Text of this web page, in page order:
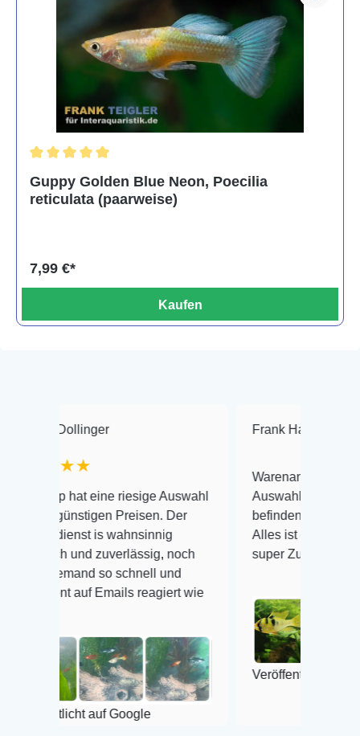
Guppy Golden Blue Neon, Poecilia
reticulata (paarweise)
7,99 €*
Kaufen
eine riesige Auswahl
Preisen. Der
is wahnsinnig
zuverlässig, noch
so schnell und
Emails reagiert wie
auf Google
Frank Hackmayer
Warenanlieferung Top und die
Auswahl plus gesundheitliches
befinden der Fische einwandfrei.
Alles ist quick lebendig und im
super Zustand. Gerne wieder 😃
Veröffentlicht auf Google